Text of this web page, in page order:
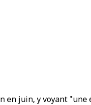
en juin, y voyant